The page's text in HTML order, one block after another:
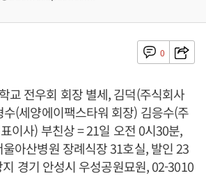
0
교 전우회 회장 별세, 김덕(주식회사
(세양에이팩스타워 회장) 김응수(주
이사) 부친상 = 21일 오전 0시30분,
아산병원 장례식장 31호실, 발인 23
경기 안성시 우성공원묘원, 02-3010